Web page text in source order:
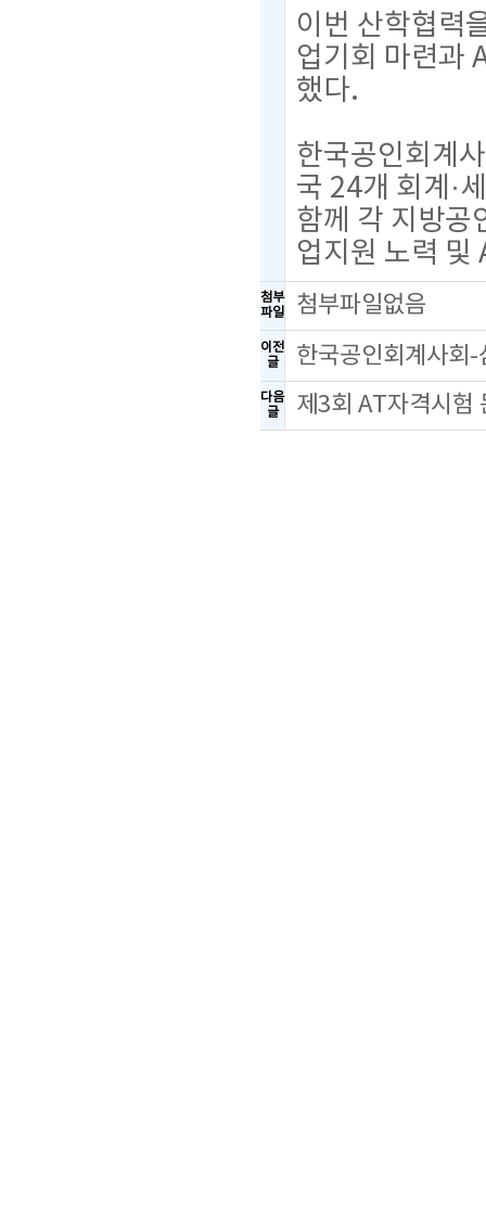
이번 산학협력
업기회 마련과
했다.
한국공인회계
국 24개 회계·
함께 각 지방공
업지원 노력 및
첨부
파일
첨부파일없음
이전
글
한국공인회계사회
다음
글
제3회 AT자격시험